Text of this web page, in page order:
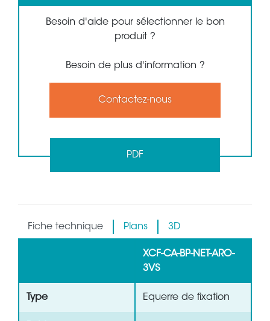
Besoin d'aide pour sélectionner le bon
produit ?
Besoin de plus d'information ?
Contactez-nous
PDF
Fiche technique Plans 3D
XCF-CA-BP-NET-ARO-
3VS
Type Equerre de fixation